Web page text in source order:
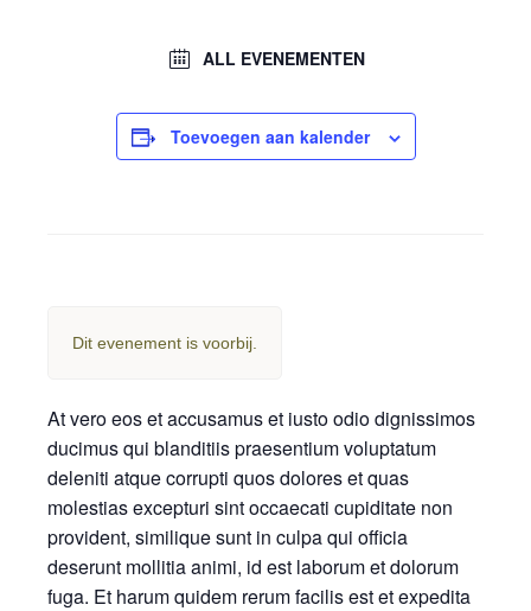
ALL EVENEMENTEN
Toevoegen aan kalender
Dit evenement is voorbij.
At vero eos et accusamus et iusto odio dignissimos
ducimus qui blanditiis praesentium voluptatum
deleniti atque corrupti quos dolores et quas
molestias excepturi sint occaecati cupiditate non
provident, similique sunt in culpa qui officia
deserunt mollitia animi, id est laborum et dolorum
fuga. Et harum quidem rerum facilis est et expedita